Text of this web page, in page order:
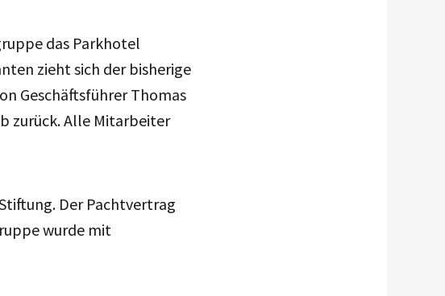
das Parkhotel
zieht sich der bisherige
Geschäftsführer Thomas
zurück. Alle Mitarbeiter
Der Pachtvertrag
wurde mit